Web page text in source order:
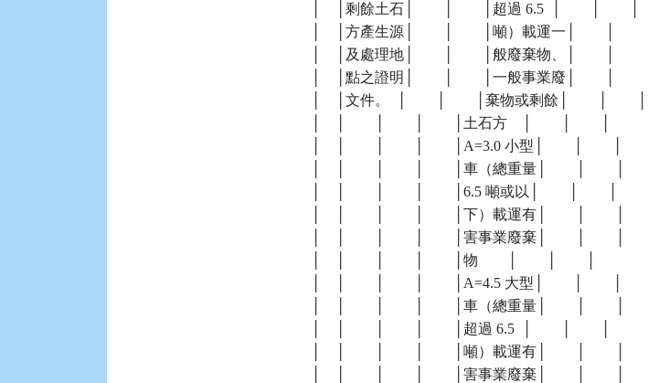
    │    │剩餘土石│        │        │超過 6.5  │        │        │
    │    │方產生源│        │        │噸）載運一│        │        │
    │    │及處理地│        │        │般廢棄物、│        │        │
    │    │點之證明│        │        │一般事業廢│        │        │
    │    │文件。  │        │        │棄物或剩餘│        │        │
    │    │        │        │        │土石方    │        │        │
    │    │        │        │        │A=3.0 小型│        │        │
    │    │        │        │        │車（總重量│        │        │
    │    │        │        │        │6.5 噸或以│        │        │
    │    │        │        │        │下）載運有│        │        │
    │    │        │        │        │害事業廢棄│        │        │
    │    │        │        │        │物        │        │        │
    │    │        │        │        │A=4.5 大型│        │        │
    │    │        │        │        │車（總重量│        │        │
    │    │        │        │        │超過 6.5  │        │        │
    │    │        │        │        │噸）載運有│        │        │
    │    │        │        │        │害事業廢棄│        │        │